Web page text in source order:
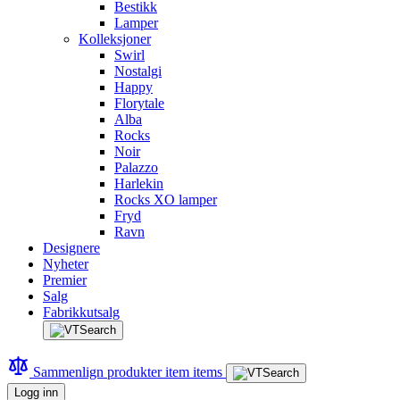
Bestikk
Lamper
Kolleksjoner
Swirl
Nostalgi
Happy
Florytale
Alba
Rocks
Noir
Palazzo
Harlekin
Rocks XO lamper
Fryd
Ravn
Designere
Nyheter
Premier
Salg
Fabrikkutsalg
Sammenlign produkteritem items
Logg inn